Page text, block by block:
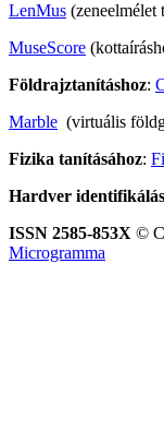
LenMus (zeneelmélet
MuseScore
Földrajztanításhoz:
Marble (virtuális
Fizika tanításához:
Hardver
ISSN 2585-853X ©
Microgramma